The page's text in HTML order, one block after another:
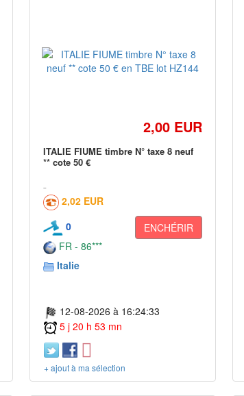
2,00 EUR
ITALIE FIUME timbre N° taxe 8 neuf
** cote 50 €
2,02 EUR
0
ENCHÉRIR
FR - 86***
Italie
12-08-2026 à 16:24:33
5 j 20 h 53 mn
+ ajout à ma sélection